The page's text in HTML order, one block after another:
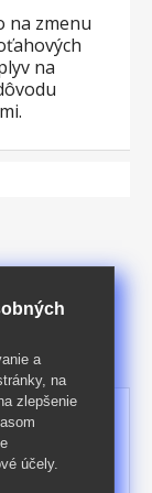
na zmenu
na
PARTNER
strán,
je
a
na
zlepšenie
účely.